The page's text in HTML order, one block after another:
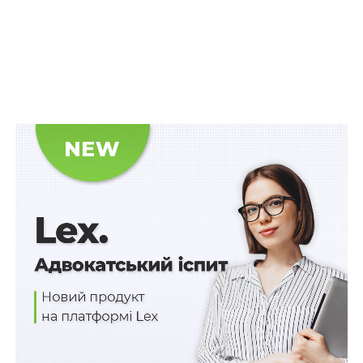
кримінального правопорушення, передбаченогоч. 2
ст. 272
КК України, у зв’язку з не доведенням того, що
вчинено кримінальне правопорушення, в якому вона
Читайте також:
Факт перебування на утриманні
померлого від нещасного випадку на
виробництві для одержання страхових виплат
встановлюється в адміністративному суді
Суд виходив з того, що між ТОВ та підрядником були
відсутні трудові відносини, оскільки він не був